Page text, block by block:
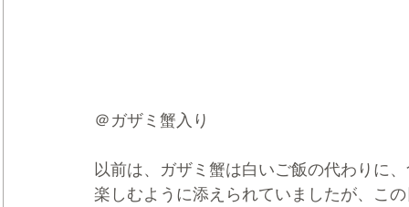
＠ガザミ蟹入り
以前は、ガザミ蟹は白いご飯の代わりに
楽しむように添えられていましたが、こ